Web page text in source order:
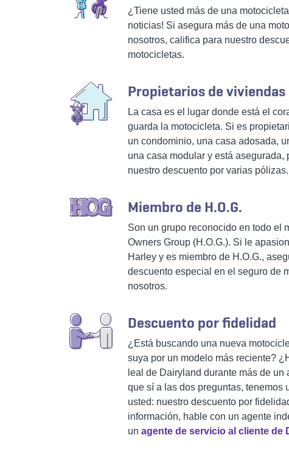
¿Tiene usted más de una
noticias! Si asegura más de una
nosotros, califica para nuestro
motocicletas.
Propietarios de viviendas
La casa es el lugar donde está el
guarda la motocicleta. Si es
un condominio, una casa adosada,
una casa modular y está asegurada,
nuestro descuento por varias pólizas.
Miembro de H.O.G.
Son un grupo reconocido en todo el
Owners Group (H.O.G.). Si le
Harley y es miembro de H.O.G.,
descuento especial en el seguro de
nosotros.
Descuento por fidelidad
¿Está buscando una nueva
suya por un modelo más reciente?
leal de Dairyland durante más de un
que sí a las dos preguntas, tenemos
usted: nuestro descuento por
información, hable con un agente
un agente de servicio al cliente de